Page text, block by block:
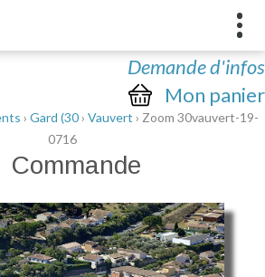
Demande d'infos
Mon panier
› Gard (30› Vauvert › Zoom 30vauvert-19-
0716
Commande